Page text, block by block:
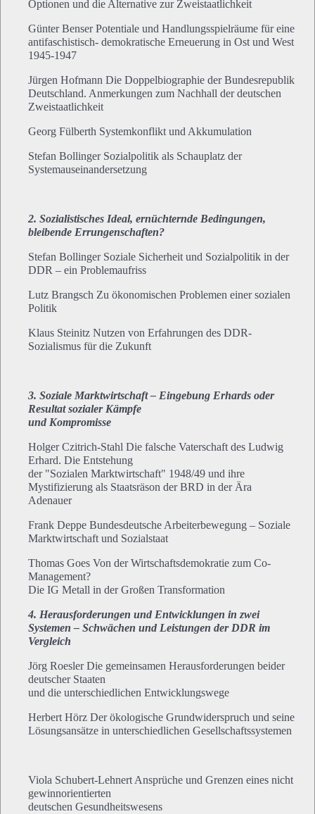
Optionen und die Alternative zur Zweistaatlichkeit
Günter Benser Potentiale und Handlungsspielräume für eine
antifaschistisch- demokratische Erneuerung in Ost und West
1945-1947
Jürgen Hofmann Die Doppelbiographie der Bundesrepublik
Deutschland. Anmerkungen zum Nachhall der deutschen
Zweistaatlichkeit
Georg Fülberth Systemkonflikt und Akkumulation
Stefan Bollinger Sozialpolitik als Schauplatz der
Systemauseinandersetzung
2. Sozialistisches Ideal, ernüchternde Bedingungen,
bleibende Errungenschaften?
Stefan Bollinger Soziale Sicherheit und Sozialpolitik in der
DDR – ein Problemaufriss
Lutz Brangsch Zu ökonomischen Problemen einer sozialen
Politik
Klaus Steinitz Nutzen von Erfahrungen des DDR-
Sozialismus für die Zukunft
3. Soziale Marktwirtschaft – Eingebung Erhards oder
Resultat sozialer Kämpfe
und Kompromisse
Holger Czitrich-Stahl Die falsche Vaterschaft des Ludwig
Erhard. Die Entstehung
der "Sozialen Marktwirtschaft" 1948/49 und ihre
Mystifizierung als Staatsräson der BRD in der Ära
Adenauer
Frank Deppe Bundesdeutsche Arbeiterbewegung – Soziale
Marktwirtschaft und Sozialstaat
Thomas Goes Von der Wirtschaftsdemokratie zum Co-
Management?
Die IG Metall in der Großen Transformation
4. Herausforderungen und Entwicklungen in zwei
Systemen – Schwächen und Leistungen der DDR im
Vergleich
Jörg Roesler Die gemeinsamen Herausforderungen beider
deutscher Staaten
und die unterschiedlichen Entwicklungswege
Herbert Hörz Der ökologische Grundwiderspruch und seine
Lösungsansätze in unterschiedlichen Gesellschaftssystemen
Viola Schubert-Lehnert Ansprüche und Grenzen eines nicht
gewinnorientierten
deutschen Gesundheitswesens